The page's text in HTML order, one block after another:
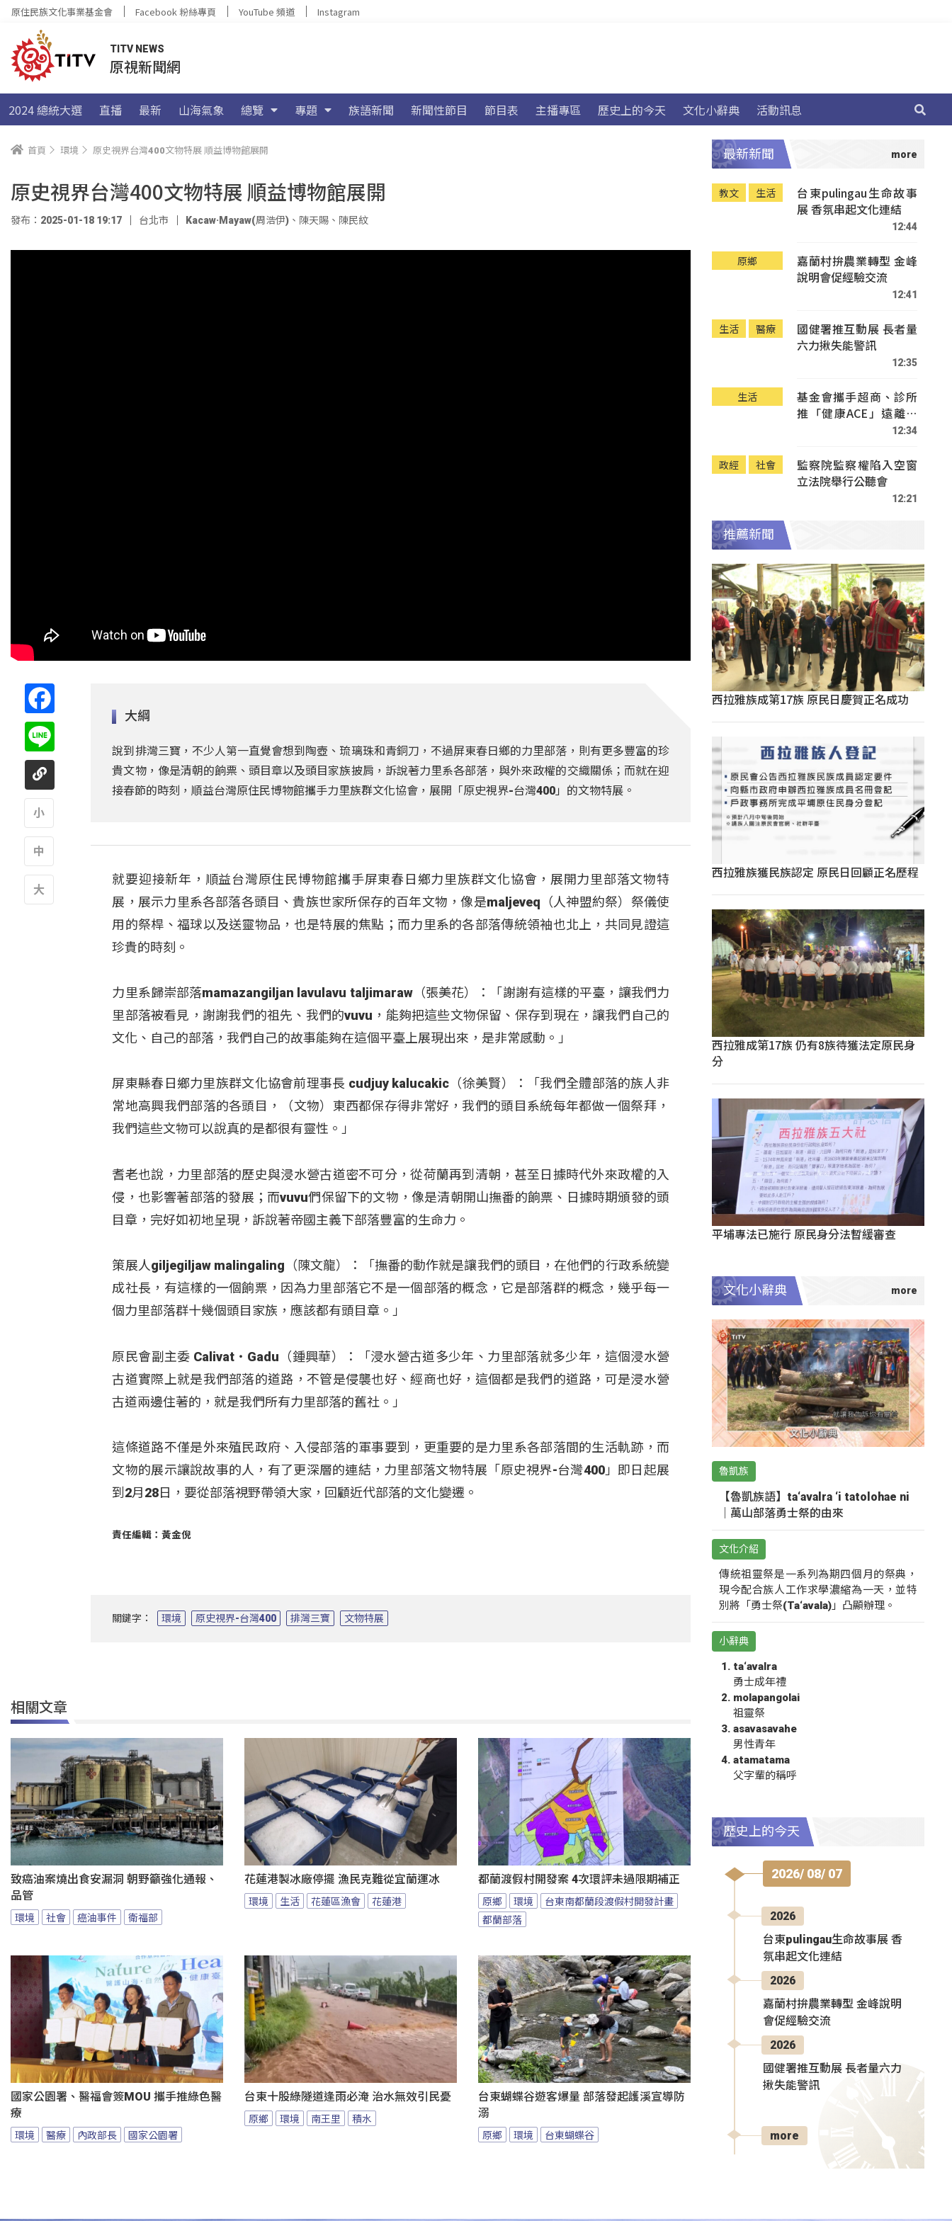
原住民族文化事業基金會 Facebook 粉絲專頁 YouTube 頻道 Instagram
TITV NEWS
原視新聞網
2024 總統大選 直播 最新 山海氣象 總覽 專題 族語新聞 新聞性節目 節目表 主播專區 歷史上的今天 文化小辭典 活動訊息
首頁 環境 原史視界台灣400文物特展 順益博物館展開
原史視界台灣400文物特展 順益博物館展開
發布：2025-01-18 19:17 台北市 Kacaw·Mayaw(周浩伊) 、 陳天賜 、 陳民紋
大綱
說到排灣三寶，不少人第一直覺會想到陶壺、琉璃珠和青銅刀，不過屏東春日鄉的力里部落，則有更多豐富的珍
貴文物，像是清朝的餉票、頭目章以及頭目家族披肩，訴說著力里系各部落，與外來政權的交織關係；而就在迎
接春節的時刻，順益台灣原住民博物館攜手力里族群文化協會，展開「原史視界-台灣400」的文物特展。
就要迎接新年，順益台灣原住民博物館攜手屏東春日鄉力里族群文化協會，展開力里部落文物特
展，展示力里系各部落各頭目、貴族世家所保存的百年文物，像是maljeveq（人神盟約祭）祭儀使
用的祭桿、福球以及送靈物品，也是特展的焦點；而力里系的各部落傳統領袖也北上，共同見證這
珍貴的時刻。
力里系歸崇部落mamazangiljan lavulavu taljimaraw（張美花）：「謝謝有這樣的平臺，讓我們力
里部落被看見，謝謝我們的祖先、我們的vuvu，能夠把這些文物保留、保存到現在，讓我們自己的
文化、自己的部落，我們自己的故事能夠在這個平臺上展現出來，是非常感動。」
屏東縣春日鄉力里族群文化協會前理事長 cudjuy kalucakic（徐美賢）：「我們全體部落的族人非
常地高興我們部落的各頭目，（文物）東西都保存得非常好，我們的頭目系統每年都做一個祭拜，
我們這些文物可以說真的是都很有靈性。」
耆老也說，力里部落的歷史與浸水營古道密不可分，從荷蘭再到清朝，甚至日據時代外來政權的入
侵，也影響著部落的發展；而vuvu們保留下的文物，像是清朝開山撫番的餉票、日據時期頒發的頭
目章，完好如初地呈現，訴說著帝國主義下部落豐富的生命力。
策展人giljegiljaw malingaling（陳文龍）：「撫番的動作就是讓我們的頭目，在他們的行政系統變
成社長，有這樣的一個餉票，因為力里部落它不是一個部落的概念，它是部落群的概念，幾乎每一
個力里部落群十幾個頭目家族，應該都有頭目章。」
原民會副主委 Calivat‧Gadu（鍾興華）：「浸水營古道多少年、力里部落就多少年，這個浸水營
古道實際上就是我們部落的道路，不管是侵襲也好、經商也好，這個都是我們的道路，可是浸水營
古道兩邊住著的，就是我們所有力里部落的舊社。」
這條道路不僅是外來殖民政府、入侵部落的軍事要到，更重要的是力里系各部落間的生活軌跡，而
文物的展示讓說故事的人，有了更深層的連結，力里部落文物特展「原史視界-台灣400」即日起展
到2月28日，要從部落視野帶領大家，回顧近代部落的文化變遷。
責任編輯：黃金倪
關鍵字： 環境 原史視界-台灣400 排灣三寶 文物特展
相關文章
致癌油案燒出食安漏洞 朝野籲強化通報、
品管
環境 社會 癌油事件 衛福部
花蓮港製冰廠停擺 漁民克難從宜蘭運冰
環境 生活 花蓮區漁會 花蓮港
都蘭渡假村開發案 4次環評未過限期補正
原鄉 環境
台東南都蘭段渡假村開發計畫
都蘭部落
國家公園署、醫福會簽MOU 攜手推綠色醫
療
環境 醫療 內政部長 國家公園署
台東十股綠隧道逢雨必淹 治水無效引民憂
原鄉 環境 南王里 積水
台東蝴蝶谷遊客爆量 部落發起護溪宣導防
溺
原鄉 環境 台東蝴蝶谷
最新新聞
教文 生活
台東pulingau生命故事
展 香氛串起文化連結
12:44
原鄉
嘉蘭村拚農業轉型 金峰
說明會促經驗交流
12:41
生活 醫療
國健署推互動展 長者量
六力揪失能警訊
12:35
生活
基金會攜手超商、診所
推「健康ACE」遠離疾
12:34
政經 社會
監察院監察權陷入空窗
立法院舉行公聽會
12:21
推薦新聞
西拉雅族成第17族 原民日慶賀正名成功
西拉雅族獲民族認定 原民日回顧正名歷程
西拉雅成第17族 仍有8族待獲法定原民身
分
平埔專法已施行 原民身分法暫緩審查
文化小辭典
魯凱族
【魯凱族語】ta‘avalra ‘i tatolohae ni
｜萬山部落勇士祭的由來
文化介紹
傳統祖靈祭是一系列為期四個月的祭典，
現今配合族人工作求學濃縮為一天，並特
別將「勇士祭(Ta‘avala)」凸顯辦理。
小辭典
ta‘avalra
勇士成年禮
molapangolai
祖靈祭
asavasavahe
男性青年
atamatama
父字輩的稱呼
歷史上的今天
2026/ 08/ 07
2026
台東pulingau生命故事展 香
氛串起文化連結
2026
嘉蘭村拚農業轉型 金峰說明
會促經驗交流
2026
國健署推互動展 長者量六力
揪失能警訊
more